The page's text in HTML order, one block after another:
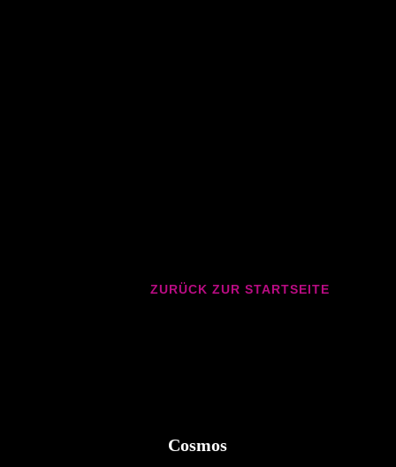
ZURÜCK ZUR STARTSEITE
Cosmos